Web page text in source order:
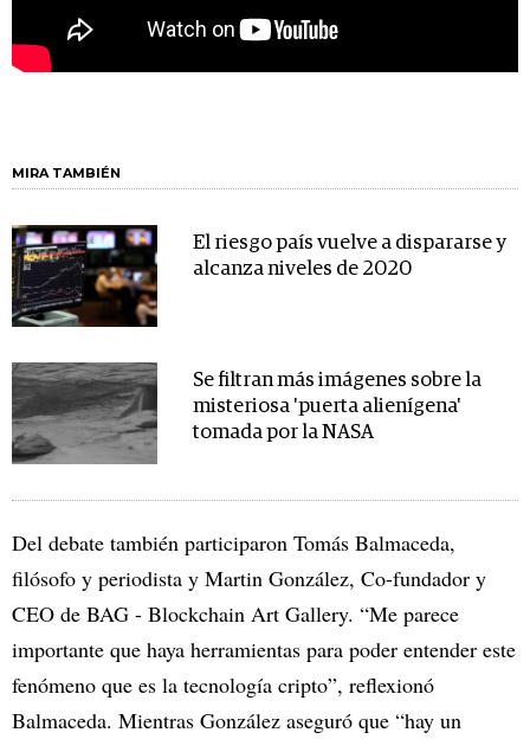
MIRA TAMBIÉN
El riesgo país vuelve a dispararse y
alcanza niveles de 2020
Se filtran más imágenes sobre la
misteriosa 'puerta alienígena'
tomada por la NASA
Del debate también participaron Tomás Balmaceda,
filósofo y periodista y Martin González, Co-fundador y
CEO de BAG - Blockchain Art Gallery. “Me parece
importante que haya herramientas para poder entender este
fenómeno que es la tecnología cripto”, reflexionó
Balmaceda. Mientras González aseguró que “hay un